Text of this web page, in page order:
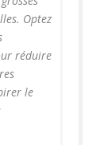
Optez
réduire
le